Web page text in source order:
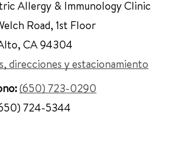
Allergy & Immunology Clinic
Road, 1st Floor
, CA 94304
direcciones y estacionamiento
(650) 723-0290
724-5344